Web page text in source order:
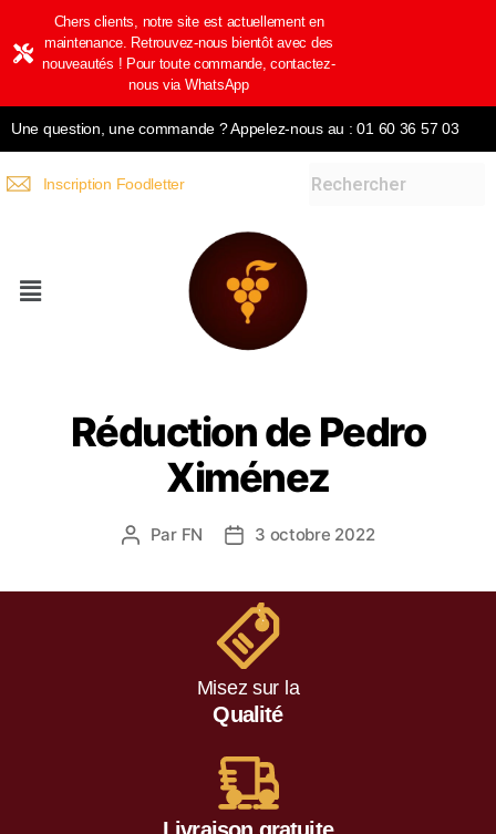
Chers clients, notre site est actuellement en
maintenance. Retrouvez-nous bientôt avec des
nouveautés ! Pour toute commande, contactez-
nous via WhatsApp
Une question, une commande ? Appelez-nous au : 01 60 36 57 03
Inscription Foodletter
Réduction de Pedro
Ximénez
Par FN 3 octobre 2022
Misez sur la
Qualité